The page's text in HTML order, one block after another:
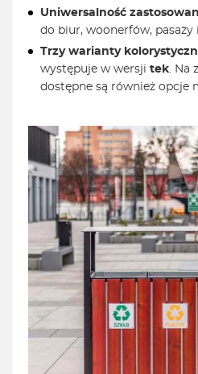
Uniwersalność
do biur, woonerfów, pasaży
Trzy warianty
występuje w wersji tek. Na
dostępne są również opcje